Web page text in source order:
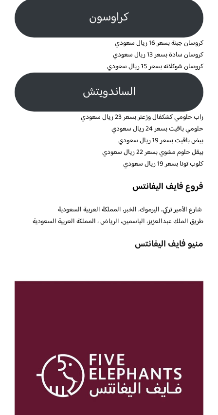
كراوسون
كروسان جبنة بسعر 16 ريال سعودي
كروسان سادة بسعر 13 ريال سعودي
كروسان شوكلاته بسعر 15 ريال سعودي
الساندويتش
راب حلومي كشكفال وزعتر بسعر 23 ريال سعودي
حلومي باقيت بسعر 24 ريال سعودي
بيض باقيت بسعر 19 ريال سعودي
بيقل حلوم مشوي بسعر 22 ريال سعودي
كلوب تونا بسعر 19 ريال سعودي
فروع فايف اليفانتس
شارع الأمير تركي، اليرموك، الخبر، المملكة العربية السعودية
طريق الملك عبدالعزيز، الياسمين، الرياض ، المملكة العربية السعودية
منيو فايف اليفانتس